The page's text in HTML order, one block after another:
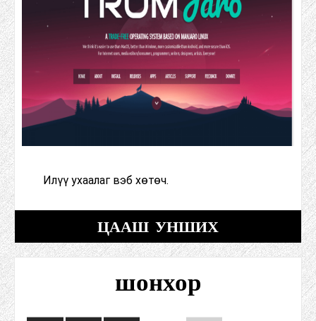
Илүү ухаалаг вэб хөтөч.
ЦААШ УНШИХ
шонхор